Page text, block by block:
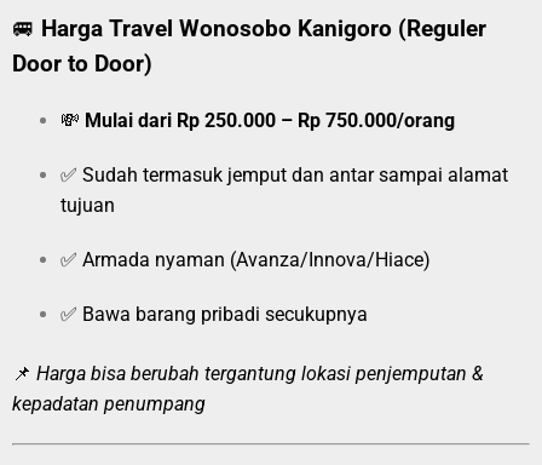
🚐 Harga Travel Wonosobo Kanigoro (Reguler
Door to Door)
💸 Mulai dari Rp 250.000 – Rp 750.000/orang
✅ Sudah termasuk jemput dan antar sampai alamat
tujuan
✅ Armada nyaman (Avanza/Innova/Hiace)
✅ Bawa barang pribadi secukupnya
📌 Harga bisa berubah tergantung lokasi penjemputan &
kepadatan penumpang